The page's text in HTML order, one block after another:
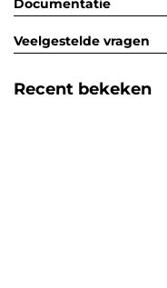
Documentatie
Veelgestelde vragen
Recent bekeken